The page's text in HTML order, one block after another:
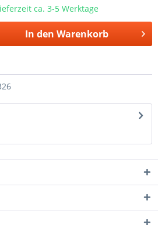
ca. 3-5 Werktage
In den Warenkorb